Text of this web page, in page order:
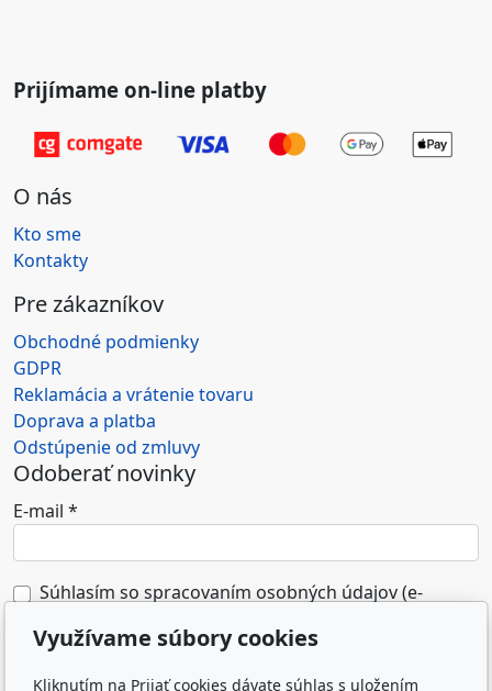
Prijímame on-line platby
O nás
Kto sme
Kontakty
Pre zákazníkov
Obchodné podmienky
GDPR
Reklamácia a vrátenie tovaru
Doprava a platba
Odstúpenie od zmluvy
Odoberať novinky
E-mail *
Súhlasím so spracovaním osobných údajov (e-
prevádzkovateľa e-shopu.*
Využívame súbory cookies
Kliknutím na Prijať cookies dávate súhlas s uložením